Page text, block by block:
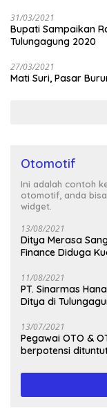
31/03/2021
Bupati Sampaikan
Tulungagung 2020
27/03/2021
Mati Suri, Pasar
Otomotif
Ini adalah contoh
otomotif, anda
widget.
13/08/2021
Ditya Merasa
Finance Diduga
11/08/2021
PT. Sinarmas
Ditya di
13/07/2021
Pegawai OTO & OTO Multiartha Cabang
berpotensi